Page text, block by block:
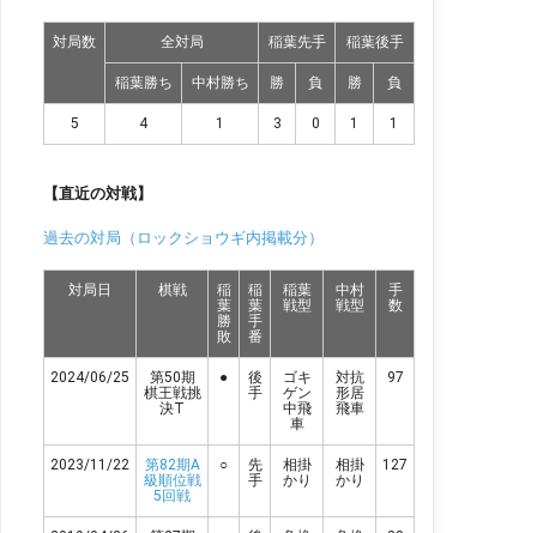
対局数 全対局 稲葉先手 稲葉後手
稲葉勝ち 中村勝ち 勝 負 勝 負
5 4 1 3 0 1 1
【直近の対戦】
過去の対局（ロックショウギ内掲載分）
対局日 棋戦
稲
葉
勝
敗
稲
葉
手
番
稲葉
戦型
中村
戦型
手
数
2024/06/25
第50期
棋王戦挑
決T
●
後
手
ゴキ
ゲン
中飛
車
対抗
形居
飛車
97
2023/11/22
第82期A
級順位戦
5回戦
○
先
手
相掛
かり
相掛
かり
127